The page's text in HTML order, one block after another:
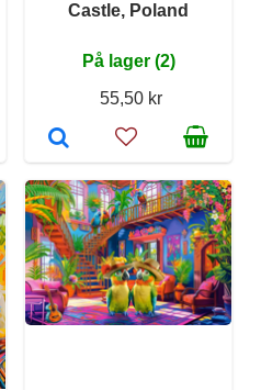
Castle, Poland
På lager (2)
55,50 kr